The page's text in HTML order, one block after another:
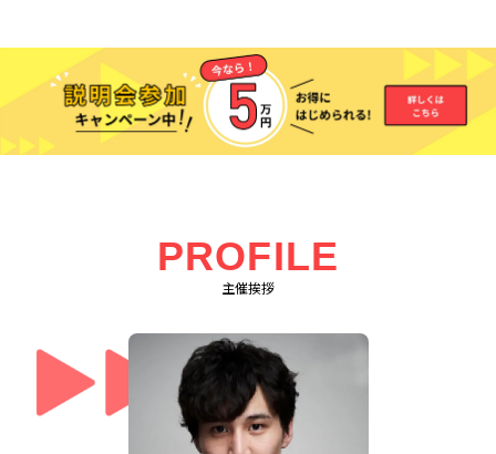
PROFILE
主催挨拶